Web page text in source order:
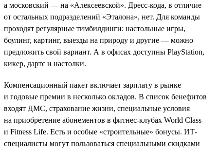
а московский — на «Алексеевской». Дресс-кода, в отличие
от остальных подразделений «Эталона», нет. Для команды
проходят регулярные тимбилдинги: настольные игры,
боулинг, картинг, выезды на природу и другие — можно
предложить свой вариант. А в офисах доступны PlayStation,
кикер, дартс и настолки.
Компенсационный пакет включает зарплату в рынке
и годовые премии в несколько окладов. В список бенефитов
входят ДМС, страхование жизни, специальные условия
на приобретение абонементов в фитнес-клубах World Class
и Fitness Life. Есть и особые «строительные» бонусы. ИТ-
специалисты могут пользоваться специальными скидками